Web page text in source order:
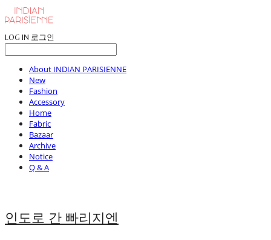
LOG IN 로그인
About INDIAN PARISIENNE
New
Fashion
Accessory
Home
Fabric
Bazaar
Archive
Notice
Q & A
인도로 간 빠리지엔